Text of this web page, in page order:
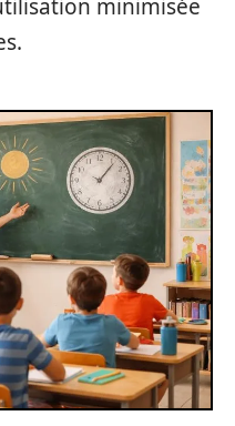
minimisée